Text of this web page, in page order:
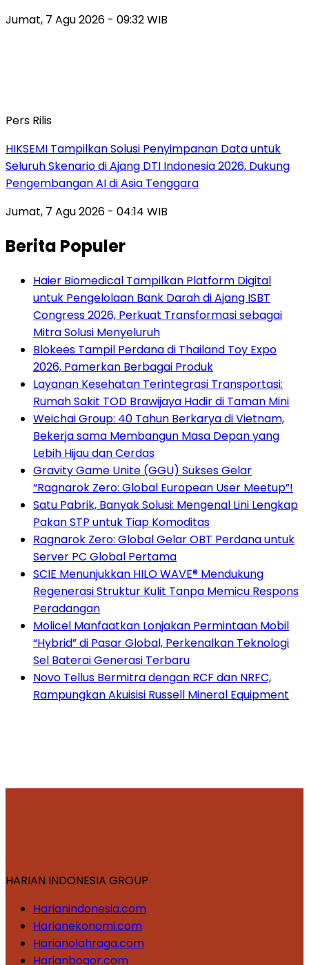
Jumat, 7 Agu 2026 - 09:32 WIB
Pers Rilis
HIKSEMI Tampilkan Solusi Penyimpanan Data untuk
Seluruh Skenario di Ajang DTI Indonesia 2026, Dukung
Pengembangan AI di Asia Tenggara
Jumat, 7 Agu 2026 - 04:14 WIB
Berita Populer
Haier Biomedical Tampilkan Platform Digital
untuk Pengelolaan Bank Darah di Ajang ISBT
Congress 2026, Perkuat Transformasi sebagai
Mitra Solusi Menyeluruh
Blokees Tampil Perdana di Thailand Toy Expo
2026, Pamerkan Berbagai Produk
Layanan Kesehatan Terintegrasi Transportasi:
Rumah Sakit TOD Brawijaya Hadir di Taman Mini
Weichai Group: 40 Tahun Berkarya di Vietnam,
Bekerja sama Membangun Masa Depan yang
Lebih Hijau dan Cerdas
Gravity Game Unite (GGU) Sukses Gelar
“Ragnarok Zero: Global European User Meetup”!
Satu Pabrik, Banyak Solusi: Mengenal Lini Lengkap
Pakan STP untuk Tiap Komoditas
Ragnarok Zero: Global Gelar OBT Perdana untuk
Server PC Global Pertama
SCIE Menunjukkan HILO WAVE® Mendukung
Regenerasi Struktur Kulit Tanpa Memicu Respons
Peradangan
Molicel Manfaatkan Lonjakan Permintaan Mobil
“Hybrid” di Pasar Global, Perkenalkan Teknologi
Sel Baterai Generasi Terbaru
Novo Tellus Bermitra dengan RCF dan NRFC,
Rampungkan Akuisisi Russell Mineral Equipment
HARIAN INDONESIA GROUP
Harianindonesia.com
Harianekonomi.com
Harianolahraga.com
Harianbogor.com